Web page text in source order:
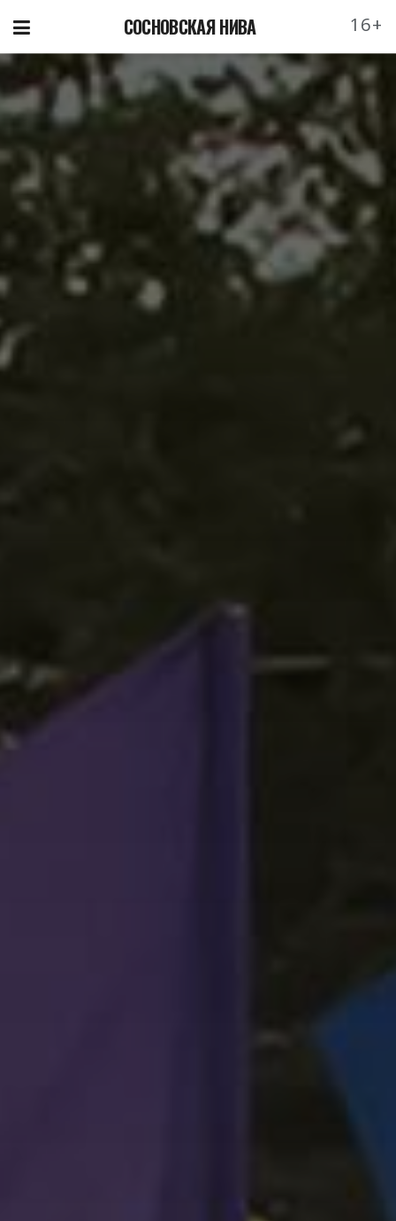
СОСНОВСКАЯ НИВА 16+